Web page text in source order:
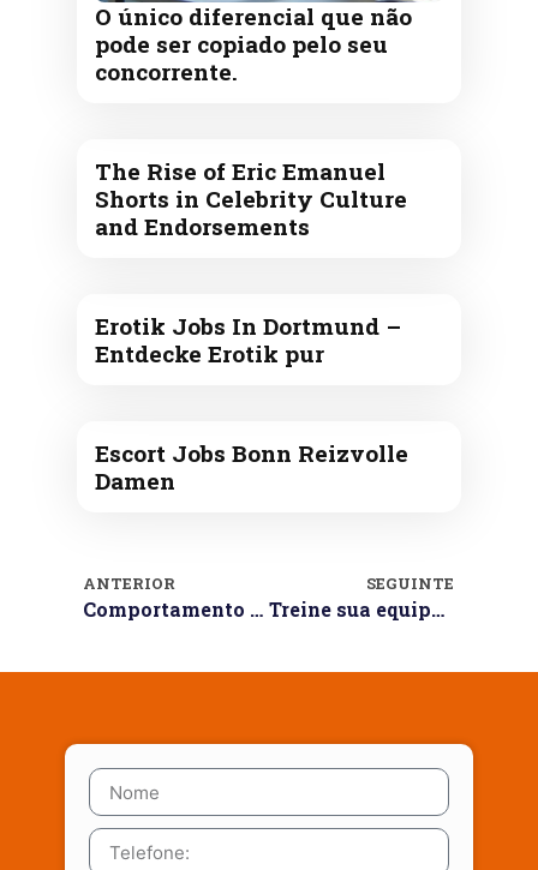
O único diferencial que não
pode ser copiado pelo seu
concorrente.
The Rise of Eric Emanuel
Shorts in Celebrity Culture
and Endorsements
Erotik Jobs In Dortmund –
Entdecke Erotik pur
Escort Jobs Bonn Reizvolle
Damen
ANTERIOR
Comportamento empreendedor para o combate à falta das vendas
SEGUINTE
Treine sua equipe para as vendas de fim de ano